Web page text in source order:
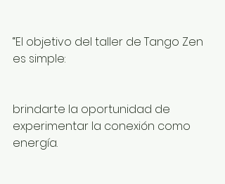
“El objetivo del taller de Tango Zen
es simple:
brindarte la oportunidad de
experimentar la conexión como
energía.